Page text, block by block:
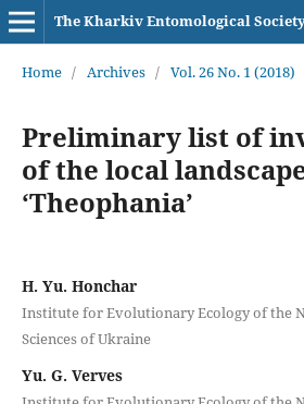
The Kharkiv Entomological
Home / Archives / Vol. 26 No. 1 (2018)
Preliminary list of
of the local
‘Theophania’
H. Yu. Honchar
Institute for Evolutionary Ecology of the
Sciences of Ukraine
Yu. G. Verves